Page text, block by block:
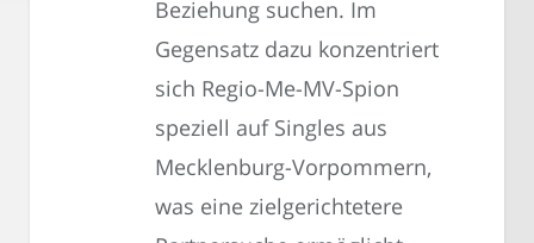
Beziehung suchen. Im
Gegensatz dazu konzentriert
sich Regio-Me-MV-Spion
speziell auf Singles aus
Mecklenburg-Vorpommern,
was eine zielgerichtetere